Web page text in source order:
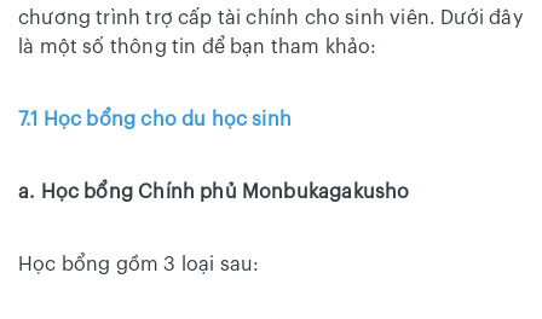
chương trình trợ cấp tài chính cho sinh viên. Dưới đây
là một số thông tin để bạn tham khảo:
7.1 Học bổng cho du học sinh
a. Học bổng Chính phủ Monbukagakusho
Học bổng gồm 3 loại sau: